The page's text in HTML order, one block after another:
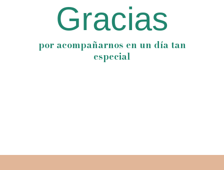
Gracias
por acompañarnos en un día tan
especial